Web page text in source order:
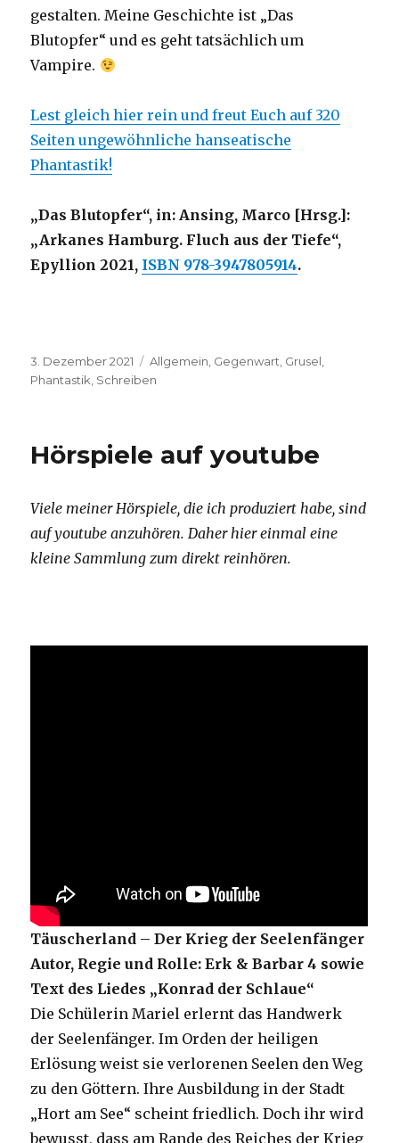
gestalten. Meine Geschichte ist „Das
Blutopfer“ und es geht tatsächlich um
Vampire.
Lest gleich hier rein und freut Euch auf 320
Seiten ungewöhnliche hanseatische
Phantastik!
„Das Blutopfer“, in: Ansing, Marco [Hrsg.]:
„Arkanes Hamburg. Fluch aus der Tiefe“,
Epyllion 2021, ISBN 978-3947805914.
Veröffentlicht
am
3. Dezember 2021 Kategorien
Allgemein Gegenwart Grusel
Phantastik Schreiben
Hörspiele auf youtube
Viele meiner Hörspiele, die ich produziert habe, sind
auf youtube anzuhören. Daher hier einmal eine
kleine Sammlung zum direkt reinhören.
Täuscherland – Der Krieg der Seelenfänger
Autor, Regie und Rolle: Erk & Barbar 4 sowie
Text des Liedes „Konrad der Schlaue“
Die Schülerin Mariel erlernt das Handwerk
der Seelenfänger. Im Orden der heiligen
Erlösung weist sie verlorenen Seelen den Weg
zu den Göttern. Ihre Ausbildung in der Stadt
„Hort am See“ scheint friedlich. Doch ihr wird
bewusst, dass am Rande des Reiches der Krieg